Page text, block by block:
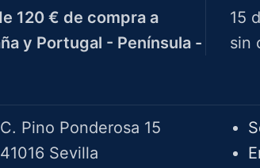
120 € de compra a
y Portugal - Península -
15
sin
C. Pino Ponderosa 15
41016 Sevilla